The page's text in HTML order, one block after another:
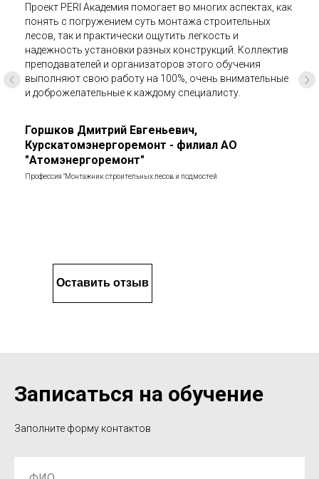
Проект PERI Академия помогает во многих аспектах, как
понять с погружением суть монтажа строительных
лесов, так и практически ощутить легкость и
надежность установки разных конструкций. Коллектив
преподавателей и организаторов этого обучения
выполняют свою работу на 100%, очень внимательные
и доброжелательные к каждому специалисту.
Горшков Дмитрий Евгеньевич,
Курскатомэнергоремонт - филиал АО
"Атомэнергоремонт"
Профессия "Монтажник строительных лесов и подмостей
Оставить отзыв
Записаться на обучение
Заполните форму контактов